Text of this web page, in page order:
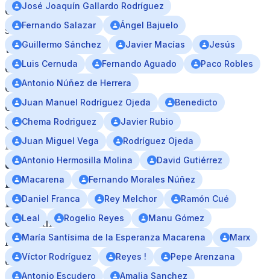
celebra
su
tradicional
ciclo
de
conferencias
«Los
Miércoles
del
Buen
Fin»,
celebrándose
los
días
José Joaquín Gallardo Rodríguez
Fernando Salazar
Ángel Bajuelo
Guillermo Sánchez
Javier Macías
Jesús
Luis Cernuda
Fernando Aguado
Paco Robles
Antonio Núñez de Herrera
Juan Manuel Rodríguez Ojeda
Benedicto
Chema Rodriguez
Javier Rubio
Juan Miguel Vega
Rodríguez Ojeda
Antonio Hermosilla Molina
David Gutiérrez
Macarena
Fernando Morales Núñez
Daniel Franca
Rey Melchor
Ramón Cué
Leal
Rogelio Reyes
Manu Gómez
María Santísima de la Esperanza Macarena
Marx
Víctor Rodríguez
Reyes !
Pepe Arenzana
Antonio Escudero
Amalia Sanchez